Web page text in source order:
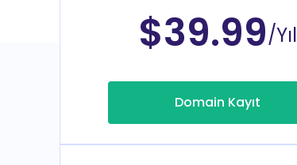
$39.99/Yıl
Domain Kayıt